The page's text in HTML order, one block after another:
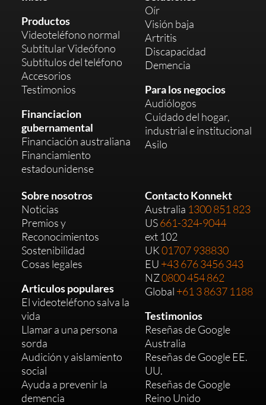
Productos
Videoteléfono normal
Subtitular Videófono
Subtítulos del teléfono
Accesorios
Testimonios
Financiacion
gubernamental
Financiación australiana
Financiamiento
estadounidense
Oír
Visión baja
Artritis
Discapacidad
Demencia
Para los negocios
Audiólogos
Cuidado del hogar,
industrial e institucional
Asilo
Sobre nosotros
Noticias
Premios y
Reconocimientos
Sostenibilidad
Cosas legales
Articulos populares
El videoteléfono salva la
vida
Llamar a una persona
sorda
Audición y aislamiento
social
Ayuda a prevenir la
demencia
Contacto Konnekt
Australia 1300 851 823
US661-324-9044
ext 102
UK01707 938830
EU +43 676 3456 343
NZ0800 454 862
Global +61 3 8637 1188
Testimonios
Reseñas de Google
Australia
Reseñas de Google EE.
UU.
Reseñas de Google
Reino Unido